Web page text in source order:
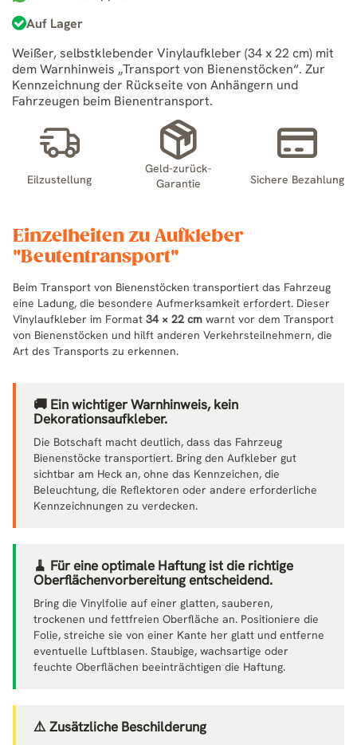
Auf Lager
Weißer, selbstklebender Vinylaufkleber (34 x 22 cm) mit
dem Warnhinweis „Transport von Bienenstöcken“. Zur
Kennzeichnung der Rückseite von Anhängern und
Fahrzeugen beim Bienentransport.
Eilzustellung
Geld-zurück-
Garantie
Sichere Bezahlung
Einzelheiten zu Aufkleber
"Beutentransport"
Beim Transport von Bienenstöcken transportiert das Fahrzeug
eine Ladung, die besondere Aufmerksamkeit erfordert. Dieser
Vinylaufkleber im Format 34 × 22 cm warnt vor dem Transport
von Bienenstöcken und hilft anderen Verkehrsteilnehmern, die
Art des Transports zu erkennen.
🚚 Ein wichtiger Warnhinweis, kein
Dekorationsaufkleber.
Die Botschaft macht deutlich, dass das Fahrzeug
Bienenstöcke transportiert. Bring den Aufkleber gut
sichtbar am Heck an, ohne das Kennzeichen, die
Beleuchtung, die Reflektoren oder andere erforderliche
Kennzeichnungen zu verdecken.
🧹 Für eine optimale Haftung ist die richtige
Oberflächenvorbereitung entscheidend.
Bring die Vinylfolie auf einer glatten, sauberen,
trockenen und fettfreien Oberfläche an. Positioniere die
Folie, streiche sie von einer Kante her glatt und entferne
eventuelle Luftblasen. Staubige, wachsartige oder
feuchte Oberflächen beeinträchtigen die Haftung.
⚠️ Zusätzliche Beschilderung